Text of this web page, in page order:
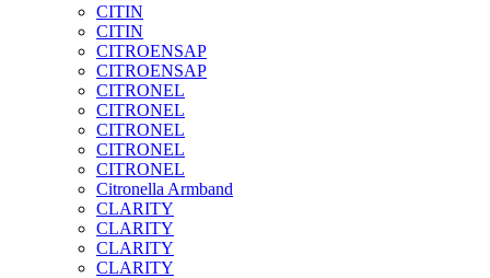
CITIN
CITIN
CITROENSAP
CITROENSAP
CITRONEL
CITRONEL
CITRONEL
CITRONEL
CITRONEL
Citronella Armband
CLARITY
CLARITY
CLARITY
CLARITY